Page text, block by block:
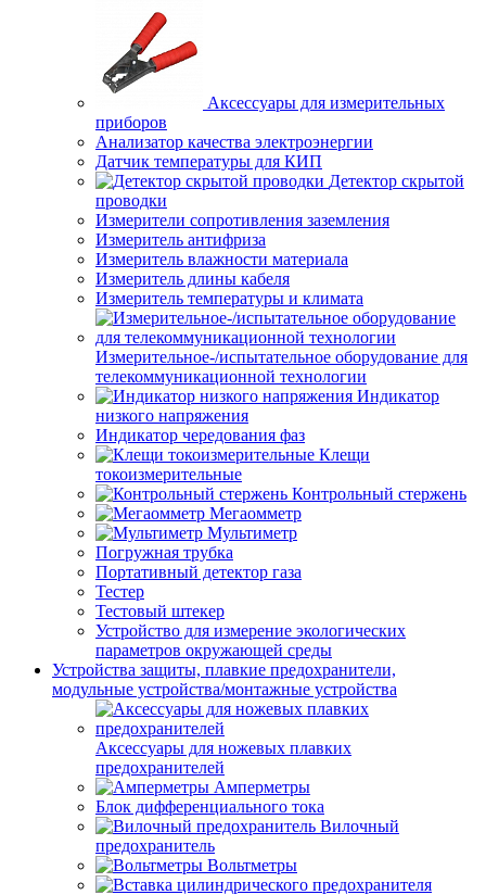
Аксессуары для измерительных
приборов
Анализатор качества электроэнергии
Датчик температуры для КИП
Детектор скрытой
проводки
Измерители сопротивления заземления
Измеритель антифриза
Измеритель влажности материала
Измеритель длины кабеля
Измеритель температуры и климата
Измерительное-/испытательное оборудование для
телекоммуникационной технологии
Индикатор
низкого напряжения
Индикатор чередования фаз
Клещи
токоизмерительные
Контрольный стержень
Мегаомметр
Мультиметр
Погружная трубка
Портативный детектор газа
Тестер
Тестовый штекер
Устройство для измерение экологических
параметров окружающей среды
Устройства защиты, плавкие предохранители,
модульные устройства/монтажные устройства
Аксессуары для ножевых плавких
предохранителей
Амперметры
Блок дифференциального тока
Вилочный
предохранитель
Вольтметры